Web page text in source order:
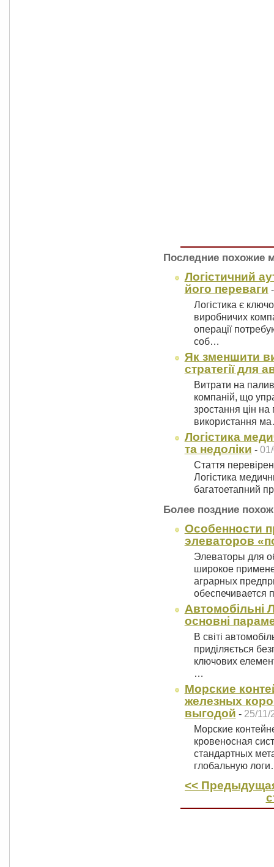
Последние похожие
Логістичний
його переваги
Логістика є
виробничих
операції
соб…
Як зменшити
стратегії для
Витрати на
компаній, що
зростання цін
використання
Логістика
та недоліки -
Стаття
Логістика
багатоетапний
Более поздние
Особенности
элеваторов
Элеваторы для
широкое
аграрных
обеспечивается
Автомобільні
основні
В світі
приділяється
ключових
…
Морские
железных
выгодой - 25/11/
Морские
кровеносная
стандартных
глобальную
<<